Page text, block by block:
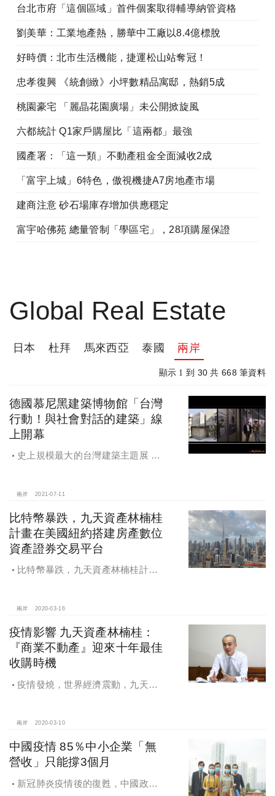
台北市府「這個區域」首件個案取得輔導納管資格
劉美華：工業地產熱，勝華中工廠以8.4億標脫
好時價：北市生活機能，捷運松山站奪冠！
忠孝復興 《統創緻》小坪數精品寓邸，熱銷5成
桃園豪宅 「麗晶花園廣場」未公開掀旋風
六都統計 Q1家戶購屋比「這兩都」最強
國產署：「這一類」不動產租金全面減收2成
「富宇上城」6特色，傲視機捷A7房地產市場
建商注意 砂石場庫存增加供應穩定
富宇哈佛苑 總量管制「學區宅」，28項購屋保證
Global Real Estate
日本 杜拜 馬來西亞 泰國 兩岸
顯示 1 到 30 共668 筆資料
德國慕尼黑建築博物館「台灣
行動！與社會對話的建築」線
上開幕
史上規模最大的台灣建築主題展 德
兩岸 2021-07-11
比特幣暴跌，九天資產林楠桂
計畫在美國紐約搭建房產數位
資產證券交易平台
比特幣暴跌，九天資產林楠桂計畫
兩岸 2020-03-16
疫情影響 九天資產林楠桂：
『商業不動產』迎來十年最佳
收購時機
疫情發燒，世界經濟震動，九天資
兩岸 2020-03-10
中國疫情 85％中小企業「無
營收」只能撐3個月
新冠肺炎疫情後的復甦，中國政府